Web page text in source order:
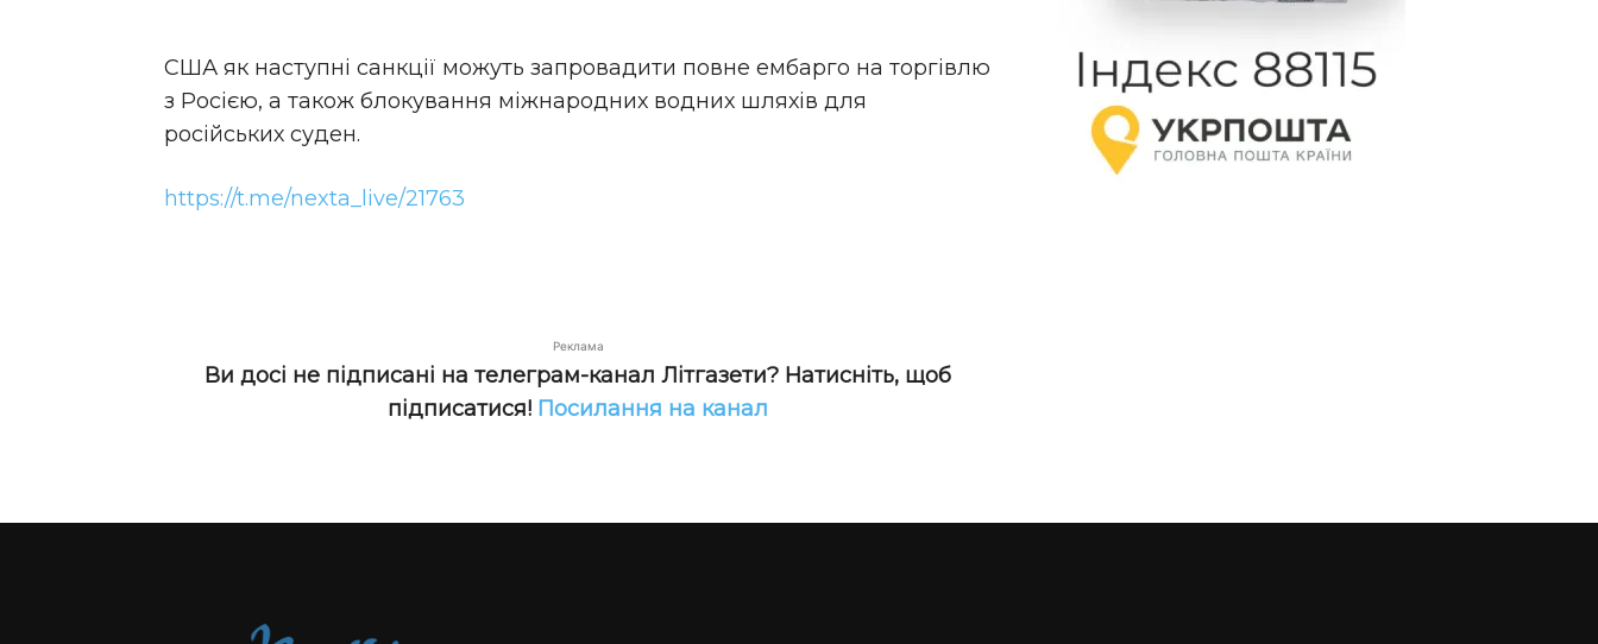
США як наступні санкції можуть запровадити повне ембарго на торгівлю
з Росією, а також блокування міжнародних водних шляхів для
російських суден.
https://t.me/nexta_live/21763
Реклама
Ви досі не підписані на телеграм-канал Літгазети? Натисніть, щоб
підписатися! Посилання на канал